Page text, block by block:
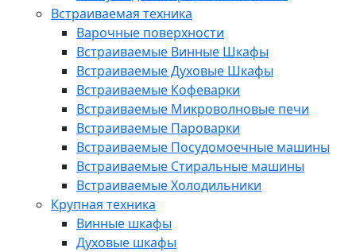
Встраиваемая техника
Варочные поверхности
Встраиваемые Винные Шкафы
Встраиваемые Духовые Шкафы
Встраиваемые Кофеварки
Встраиваемые Микроволновые печи
Встраиваемые Пароварки
Встраиваемые Посудомоечные машины
Встраиваемые Стиральные машины
Встраиваемые Холодильники
Крупная техника
Винные шкафы
Духовые шкафы